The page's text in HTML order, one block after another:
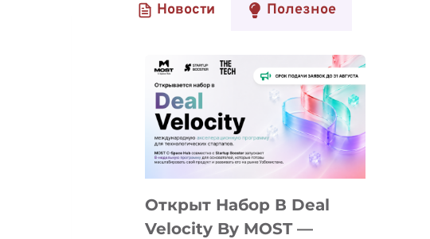
Новости Полезное
Открыт Набор В Deal
Velocity By MOST —